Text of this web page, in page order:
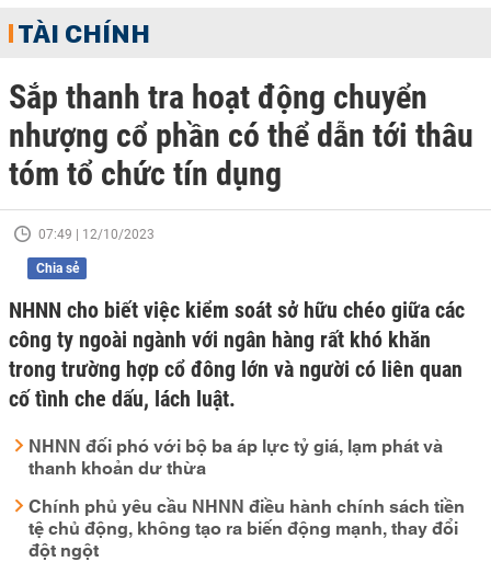
TÀI CHÍNH
Sắp thanh tra hoạt động chuyển
nhượng cổ phần có thể dẫn tới thâu
tóm tổ chức tín dụng
07:49 | 12/10/2023
Chia sẻ
NHNN cho biết việc kiểm soát sở hữu chéo giữa các
công ty ngoài ngành với ngân hàng rất khó khăn
trong trường hợp cổ đông lớn và người có liên quan
cố tình che dấu, lách luật.
NHNN đối phó với bộ ba áp lực tỷ giá, lạm phát và
thanh khoản dư thừa
Chính phủ yêu cầu NHNN điều hành chính sách tiền
tệ chủ động, không tạo ra biến động mạnh, thay đổi
đột ngột